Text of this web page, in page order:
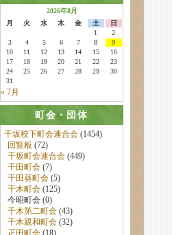
2026年8月
月
火 水 木 金 土
日
1
2
3
4 5 6 7 8
9
10
11 12 13 14 15
16
17
18 19 20 21 22
23
24
25 26 27 28 29
30
31
« 7月
町会・団体
千坂校下町会連合会(1454)
回覧板 (72)
千坂町会連合会(449)
千田町会(7)
千田葵町会(5)
千木町会(125)
今昭町会 (0)
千木第二町会(43)
千木親和町会(32)
疋田町会(18)